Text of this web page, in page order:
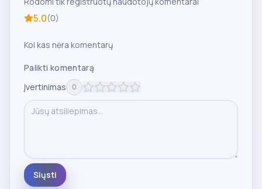
5.0(0)
Kol kas nėra komentarų
Palikti komentarą
Įvertinimas
0
Siųsti